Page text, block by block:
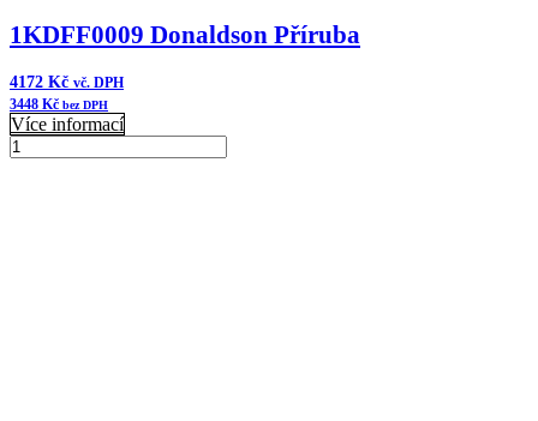
1KDFF0009 Donaldson Příruba
4172 Kč vč. DPH
3448 Kč bez DPH
Více informací
1KDFF0009